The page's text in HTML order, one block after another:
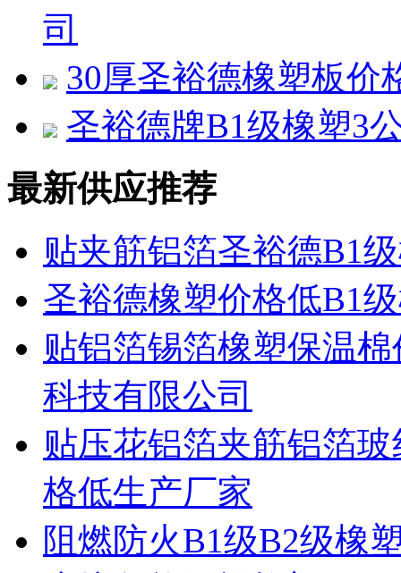
司
30厚圣裕德橡塑板价
圣裕德牌B1级橡塑3
最新供应推荐
贴夹筋铝箔圣裕德B1
圣裕德橡塑价格低B1
贴铝箔锡箔橡塑保温
科技有限公司
贴压花铝箔夹筋铝箔
格低生产厂家
阻燃防火B1级B2级橡